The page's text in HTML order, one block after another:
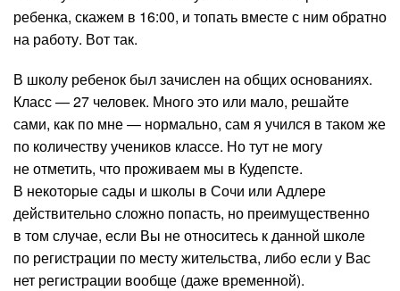
ребенка, скажем в 16:00, и топать вместе с ним обратно
на работу. Вот так.
В школу ребенок был зачислен на общих основаниях.
Класс — 27 человек. Много это или мало, решайте
сами, как по мне — нормально, сам я учился в таком же
по количеству учеников классе. Но тут не могу
не отметить, что проживаем мы в Кудепсте.
В некоторые сады и школы в Сочи или Адлере
действительно сложно попасть, но преимущественно
в том случае, если Вы не относитесь к данной школе
по регистрации по месту жительства, либо если у Вас
нет регистрации вообще (даже временной).